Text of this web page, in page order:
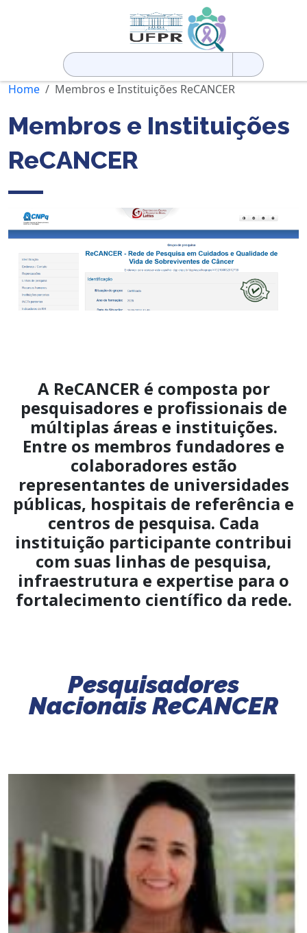
Pesquisar
por:
Home
Membros e Instituições ReCANCER
Membros e Instituições
ReCANCER
A ReCANCER é composta por
pesquisadores e profissionais de
múltiplas áreas e instituições.
Entre os membros fundadores e
colaboradores estão
representantes de universidades
públicas, hospitais de referência e
centros de pesquisa. Cada
instituição participante contribui
com suas linhas de pesquisa,
infraestrutura e expertise para o
fortalecimento científico da rede.
Pesquisadores
Nacionais ReCANCER